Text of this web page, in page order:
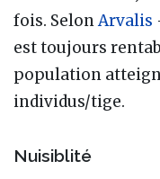
fois. SelonArvalis
est toujours
population
individus/tige.
Nuisiblité